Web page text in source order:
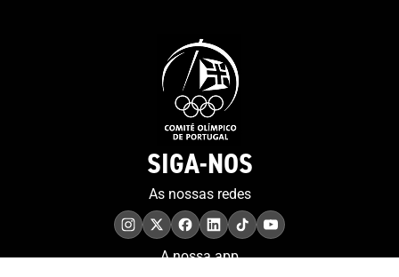
SIGA-NOS
As nossas redes
A nossa app